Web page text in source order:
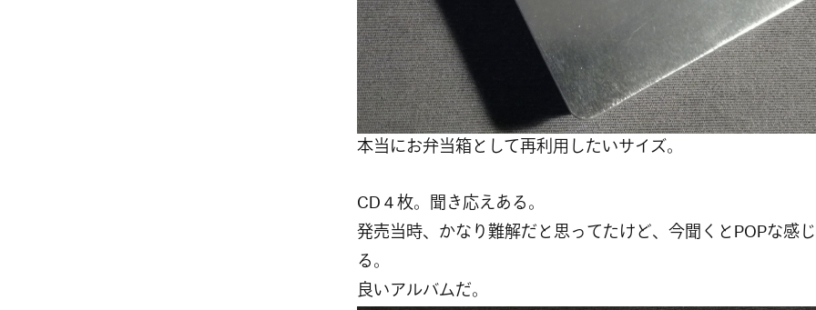
本当にお弁当箱として再利用したいサイズ。
CD４枚。聞き応えある。
発売当時、かなり難解だと思ってたけど、今聞くとPOPな感
る。
良いアルバムだ。